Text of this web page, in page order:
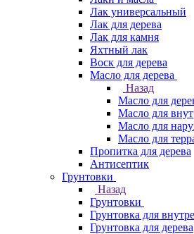
Лак универсальный
Лак для дерева
Лак для камня
Яхтный лак
Воск для дерева
Масло для дерева
Назад
Масло для
Масло для
Масло для
Масло для
Пропитка для дерева
Антисептик
Грунтовки
Назад
Грунтовки
Грунтовка для
Грунтовка для дерева